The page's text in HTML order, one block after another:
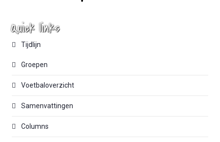
Quick links
Tijdlijn
Groepen
Voetbaloverzicht
Samenvattingen
Columns